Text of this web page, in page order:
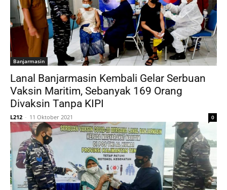
Banjarmasin
Lanal Banjarmasin Kembali Gelar Serbuan
Vaksin Maritim, Sebanyak 169 Orang
Divaksin Tanpa KIPI
L212 - 11 Oktober 2021 0